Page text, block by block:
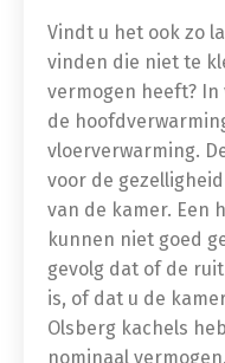
Vindt u het ook zo
vinden die niet te
vermogen heeft? In
de
vloerverwarming.
voor de
van de kamer. Een
kunnen niet goed
gevolg dat of de
is, of dat u de
Olsberg kachels
nominaal